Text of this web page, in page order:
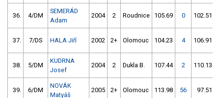
36. 4/DM
SEMERÁD
Adam
2004 2 Roudnice 105.69 0 102.51
37. 7/DS HALA Jiří 2002 2+ Olomouc 104.23 4 106.91
38. 5/DM
KUDRNA
Josef
2004 2 Dukla B. 107.44 2 110.13
39. 6/DM
NOVÁK
Matyáš
2005 2+ Olomouc 113.98 56 97.51